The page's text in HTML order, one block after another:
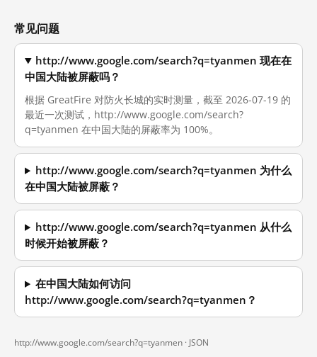
常见问题
http://www.google.com/search?q=tyanmen 现在在
中国大陆被屏蔽吗？
根据 GreatFire 对防火长城的实时测量，截至 2026-07-19 的
最近一次测试，http://www.google.com/search?
q=tyanmen 在中国大陆的屏蔽率为 100%。
http://www.google.com/search?q=tyanmen 为什么
在中国大陆被屏蔽？
http://www.google.com/search?q=tyanmen 从什么
时候开始被屏蔽？
在中国大陆如何访问
http://www.google.com/search?q=tyanmen？
http://www.google.com/search?q=tyanmen · JSON